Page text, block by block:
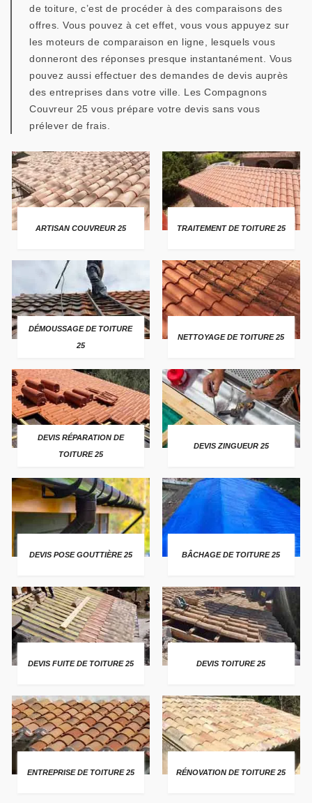
de toiture, c’est de procéder à des comparaisons des
offres. Vous pouvez à cet effet, vous vous appuyez sur
les moteurs de comparaison en ligne, lesquels vous
donneront des réponses presque instantanément. Vous
pouvez aussi effectuer des demandes de devis auprès
des entreprises dans votre ville. Les Compagnons
Couvreur 25 vous prépare votre devis sans vous
prélever de frais.
ARTISAN COUVREUR 25 TRAITEMENT DE TOITURE 25
DÉMOUSSAGE DE TOITURE
25
NETTOYAGE DE TOITURE 25
DEVIS RÉPARATION DE
TOITURE 25
DEVIS ZINGUEUR 25
DEVIS POSE GOUTTIÈRE 25 BÂCHAGE DE TOITURE 25
DEVIS FUITE DE TOITURE 25 DEVIS TOITURE 25
ENTREPRISE DE TOITURE 25 RÉNOVATION DE TOITURE 25